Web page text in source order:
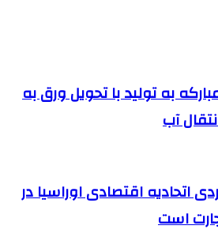
به تولید با تحویل ورق به
آب
اتحادیه اقتصادی اوراسیا در
است